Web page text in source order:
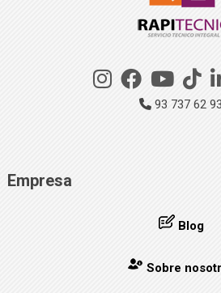
93 737 62 93
Empresa
Blog
Sobre